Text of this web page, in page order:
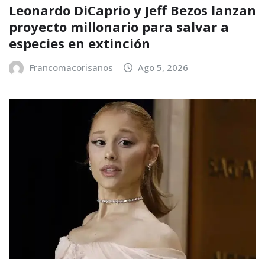
Leonardo DiCaprio y Jeff Bezos lanzan
proyecto millonario para salvar a
especies en extinción
Francomacorisanos Ago 5, 2026